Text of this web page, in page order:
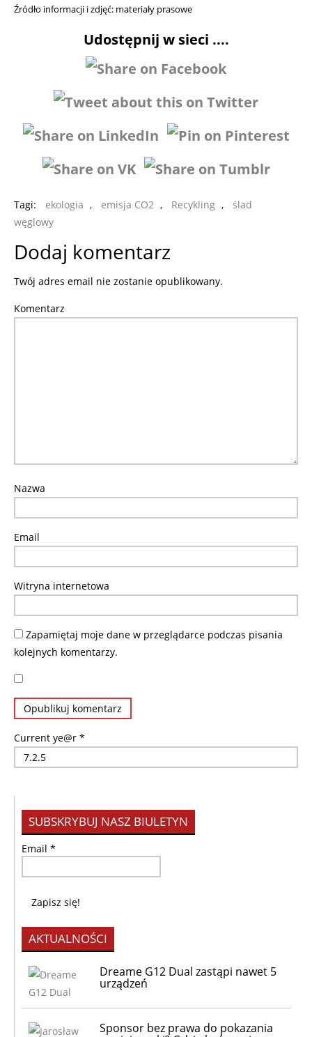
Źródło informacji i zdjęć: materiały prasowe
Udostępnij w sieci ....
Tagi: ekologia , emisja CO2 , Recykling ,
ślad
węglowy
Dodaj komentarz
Twój adres email nie zostanie opublikowany.
Komentarz
Nazwa
Email
Witryna internetowa
Zapamiętaj moje dane w przeglądarce podczas pisania
kolejnych komentarzy.
Current ye@r *
SUBSKRYBUJ NASZ BIULETYN
Email *
AKTUALNOŚCI
Dreame G12 Dual zastąpi nawet 5
urządzeń
Sponsor bez prawa do pokazania